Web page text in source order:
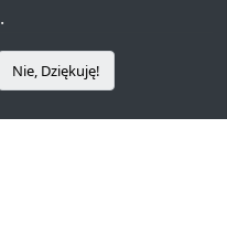
.
Nie, Dziękuję!